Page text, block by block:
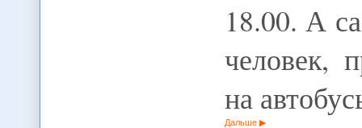
18.00. А
человек,
на
Дальше